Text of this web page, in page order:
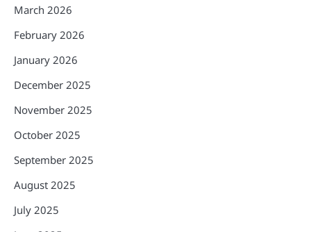
March 2026
February 2026
January 2026
December 2025
November 2025
October 2025
September 2025
August 2025
July 2025